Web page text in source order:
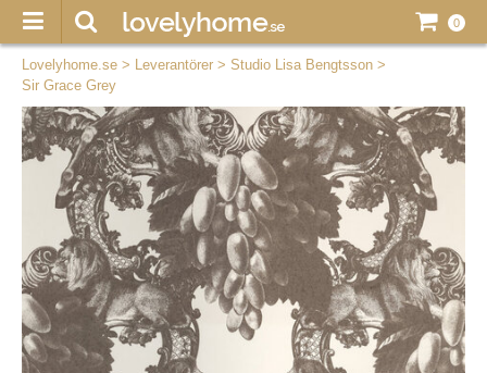
0
Lovelyhome.se > Leverantörer > Studio Lisa Bengtsson >
Sir Grace Grey